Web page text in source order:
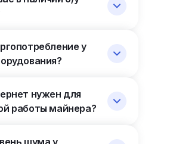
у
нужен для
работы майнера?
шума у